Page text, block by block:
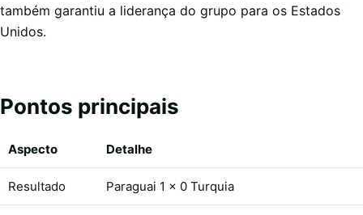
também garantiu a liderança do grupo para os Estados
Unidos.
Pontos principais
Aspecto Detalhe
Resultado Paraguai 1 x 0 Turquia